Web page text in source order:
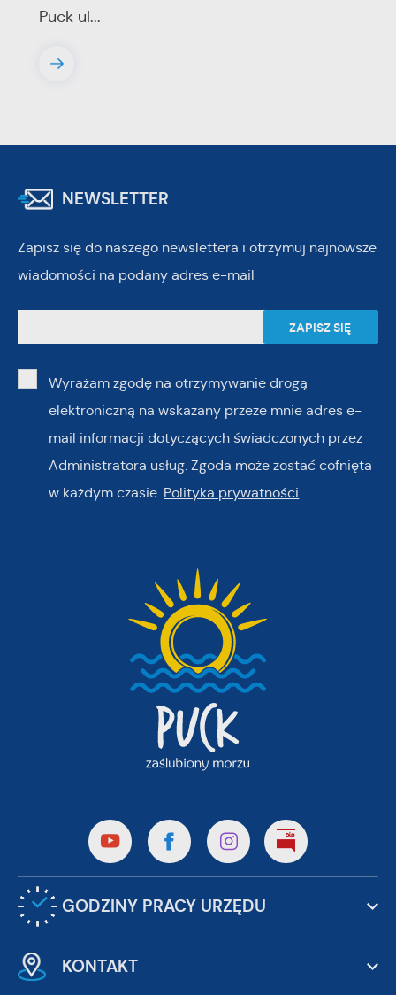
Puck ul...
NEWSLETTER
Zapisz się do naszego newslettera i otrzymuj najnowsze
wiadomości na podany adres e-mail
Wyrażam zgodę na otrzymywanie drogą
elektroniczną na wskazany przeze mnie adres e-
mail informacji dotyczących świadczonych przez
Administratora usług. Zgoda może zostać cofnięta
w każdym czasie. Polityka prywatności
GODZINY PRACY URZĘDU
KONTAKT